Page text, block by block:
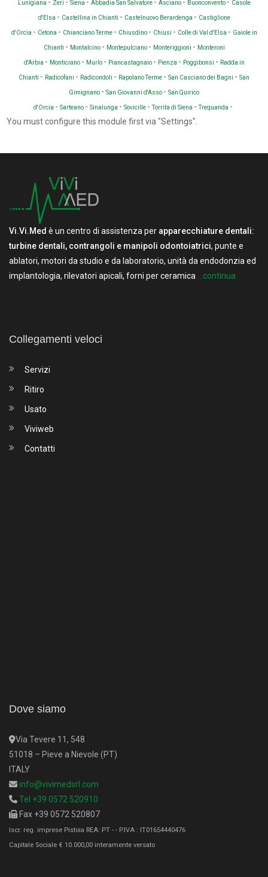
Lunigiana Zeri Siena Abbadia San Salvatore Asciano Buonconvento Casole
d'Elsa - Castellina in Chianti - Castelnuovo Berardenga - Castiglione
d'Orcia - Cetona - Chianciano Terme - Chiusdino - Chiusi - Colle di Val d'Elsa - Gaiole in
Chianti - Montalcino - Montepulciano - Monteriggioni - Monteroni
d'Arbia - Monticiano - Murlo - Piancastagnaio - Pienza - Poggibonsi - Radda in
Chianti - Radicofani - Radicondoli - Rapolano Terme - San Casciano dei Bagni - San
Gimignano - San Giovanni d'Asso - San Quirico
d'Orcia - Sarteano - Sinalunga - Sovicille -Torrita di Siena -Trequanda -
You must configure this module first via "Settings".
Vi.Vi.Med è un centro di assistenza per apparecchiature dentali:
turbine dentali, contrangoli e manipoli odontoiatrici, punte e
ablatori, motori da studio e da laboratorio, unità da endodonzia ed
implantologia, rilevatori apicali, forni per ceramica
...continua
Collegamenti veloci
Servizi
Ritiro
Usato
Viviweb
Contatti
Dove siamo
Via Tevere 11, 548
51018 – Pieve a Nievole (PT)
ITALY
info@vivimedsrl.com
Tel +39 0572 520910
Fax +39 0572 520807
Iscr. reg. imprese Pistoia REA: PT - - P.IVA : IT01654440476
Capitale Sociale € 10.000,00 interamente versato